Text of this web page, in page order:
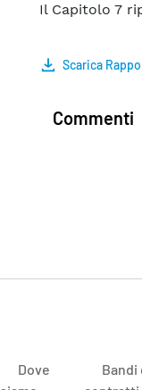
Il Capitolo 7
Scarica
Commenti
Dove
Bandi